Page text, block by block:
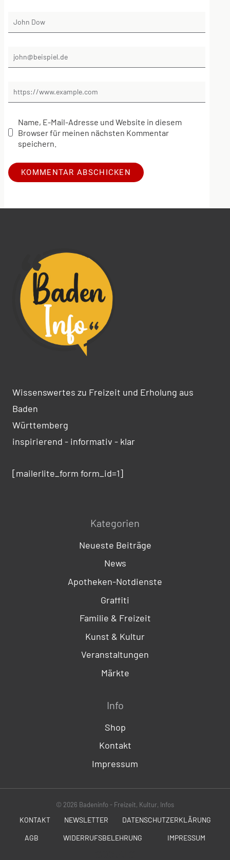
Name, E-Mail-Adresse und Website in diesem
Browser für meinen nächsten Kommentar
speichern.
Wissenswertes zu Freizeit und Erholung aus
Baden
Württemberg
inspirierend - informativ - klar
[mailerlite_form form_id=1]
Kategorien
Neueste Beiträge
News
Apotheken-Notdienste
Graffiti
Familie & Freizeit
Kunst & Kultur
Veranstaltungen
Märkte
Info
Shop
Kontakt
Impressum
© 2026 Badeninfo - Freizeit, Kultur, Infos
KONTAKT NEWSLETTER DATENSCHUTZERKLÄRUNG
AGB WIDERRUFSBELEHRUNG IMPRESSUM